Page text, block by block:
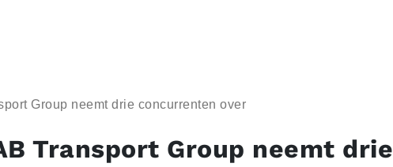
Group neemt drie concurrenten over
Transport Group neemt drie